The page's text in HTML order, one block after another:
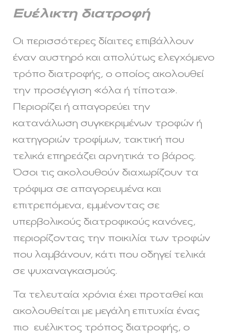
Ευέλικτη διατροφή
Οι περισσότερες δίαιτες επιβάλλουν
έναν αυστηρό και απολύτως ελεγχόμενο
τρόπο διατροφής, ο οποίος ακολουθεί
την προσέγγιση «όλα ή τίποτα».
Περιορίζει ή απαγορεύει την
κατανάλωση συγκεκριμένων τροφών ή
κατηγοριών τροφίμων, τακτική που
τελικά επηρεάζει αρνητικά το βάρος.
Όσοι τις ακολουθούν διαχωρίζουν τα
τρόφιμα σε απαγορευμένα και
επιτρεπόμενα, εμμένοντας σε
υπερβολικούς διατροφικούς κανόνες,
περιορίζοντας την ποικιλία των τροφών
που λαμβάνουν, κάτι που οδηγεί τελικά
σε ψυχαναγκασμούς.
Τα τελευταία χρόνια έχει προταθεί και
ακολουθείται με μεγάλη επιτυχία ένας
πιο ευέλικτος τρόπος διατροφής, ο